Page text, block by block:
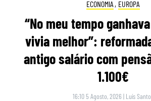
ECONOMIA , EUROPA
“No meu tempo
vivia melhor”:
antigo salário com
1.100€
16:10 5 Agosto, 2026 | Luís